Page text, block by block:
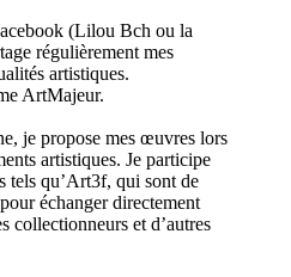
(Lilou Bch ou la
régulièrement mes
artistiques.
ArtMajeur.
je propose mes œuvres lors
artistiques. Je participe
tels qu’Art3f, qui sont de
échanger directement
collectionneurs et d’autres